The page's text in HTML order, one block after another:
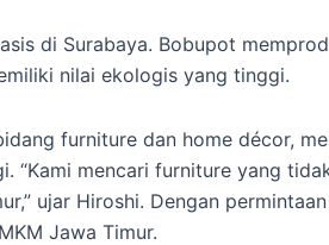
di Surabaya. Bobupot
nilai ekologis yang tinggi.
furniture dan home décor,
mencari furniture yang
ujar Hiroshi. Dengan
Jawa Timur.